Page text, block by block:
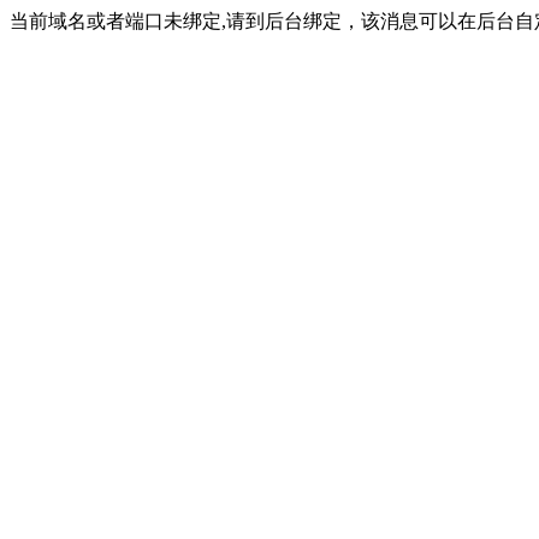
当前域名或者端口未绑定,请到后台绑定，该消息可以在后台自